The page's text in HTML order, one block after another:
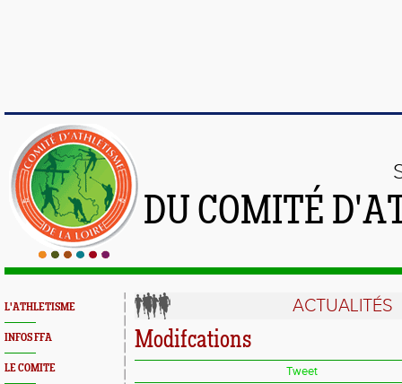
DU COMITÉ
L'ATHLETISME
INFOS FFA
LE COMITE
ACTUALITÉS
Modifcations
Tweet